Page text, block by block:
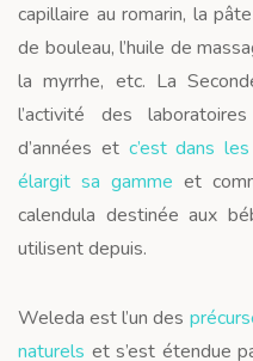
capillaire au romarin, la
de bouleau, l’huile de
la myrrhe, etc. La
l’activité des
d’années et c’est dans
élargit sa gamme et
calendula destinée aux
utilisent depuis.
Weleda est l’un des
naturels et s’est étendue